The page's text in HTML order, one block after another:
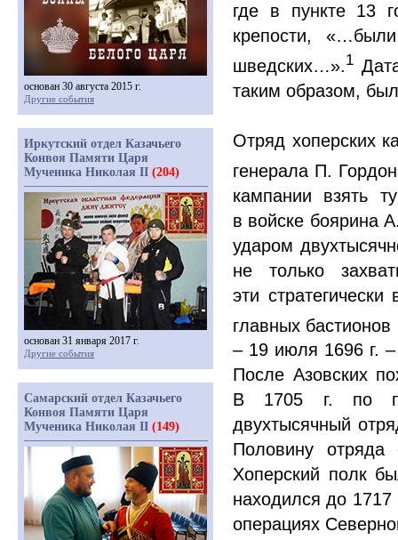
где в пункте 13
крепости,
«
шведских…».1
таким образом,
Отряд хоперских
генерала П.
кампании взять
в войске боярина
ударом
не только
эти
главных
– 19 июля 1696 г. –
После Азовских
В 1705 г. по
двухтысячный
Половину
Хоперский полк
находился до 1717
операциях
основан 30 августа 2015 г.
Другие события
Иркутский отдел Казачьего
Конвоя Памяти Царя
Мученика Николая II (204)
основан 31 января 2017 г.
Другие события
Самарский отдел Казачьего
Конвоя Памяти Царя
Мученика Николая II (149)